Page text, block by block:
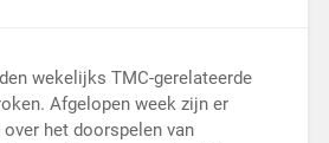
wekelijks TMC-gerelateerde
Afgelopen week zijn er
het doorspelen van